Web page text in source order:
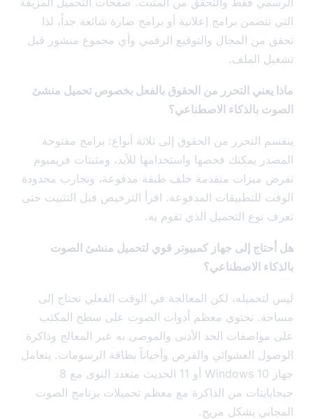
تتضمن برامج إعلانية أو برامج ضارة شائعة جداً، لذا
من المجال والتوقيع الرقمي وأي مجموع منشور قبل
الملف.
يعني التحرر من الحقوق بالفعل بخصوص تحميل منشئ
بالذكاء الاصطناعي؟
التحرر من الحقوق إلى ثلاثة أنواع: برامج مفتوحة
يمكنك فحصها واستخدامها للأبد، ومثبتات فريميوم
ميزات متقدمة خلف طبقة مدفوعة، وتجارب محدودة
للتطبيقات المدفوعة. اقرأ الترخيص قبل التثبيت حتى
نوع التحميل الذي تقوم به.
إلى جهاز كمبيوتر قوي لتحميل منشئ الصوت
الاصطناعي؟
لكن المعالجة في الوقت الفعلي تحتاج إلى
تحتوي معظم أدوات الصوت على سطح المكتب
الحد الأدنى والموصى به عبر المعالج وذاكرة
العشوائي والقرص وأحياناً بطاقة الرسومات. يتعامل
جهاز Windows 10 أو 11 الحديث متعدد النوى مع 8
من الذاكرة مع معظم تحميلات برنامج الصوت
بشكل مريح.